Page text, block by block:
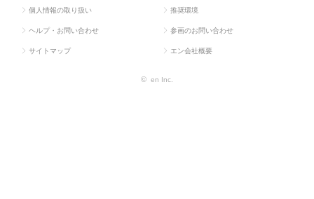
個人情報の取り扱い 推奨環境
ヘルプ・お問い合わせ 参画のお問い合わせ
サイトマップ エン会社概要
© en Inc.